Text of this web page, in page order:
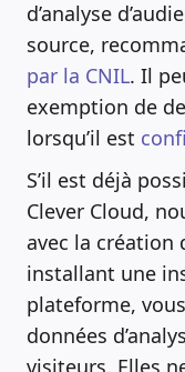
d’analyse
source,
par la CNIL. Il
exemption de
lorsqu’il est
S’il est déjà
Clever Cloud,
avec la création
installant une
plateforme,
données
visiteurs. Elles